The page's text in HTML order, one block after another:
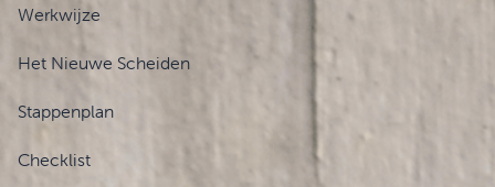
Werkwijze
Het Nieuwe Scheiden
Stappenplan
Checklist